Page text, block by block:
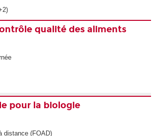
qualité des aliments
pour la biologie
distance (FOAD)